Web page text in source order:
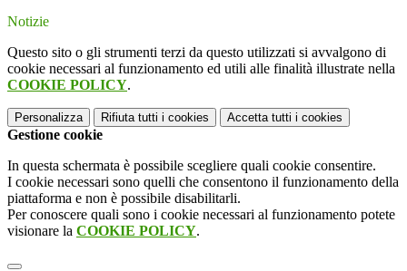
Notizie
Questo sito o gli strumenti terzi da questo utilizzati si avvalgono di
cookie necessari al funzionamento ed utili alle finalità illustrate nella
COOKIE POLICY.
Personalizza Rifiuta tutti i cookies Accetta tutti i cookies
Gestione cookie
In questa schermata è possibile scegliere quali cookie consentire.
I cookie necessari sono quelli che consentono il funzionamento della
piattaforma e non è possibile disabilitarli.
Per conoscere quali sono i cookie necessari al funzionamento potete
visionare la COOKIE POLICY.